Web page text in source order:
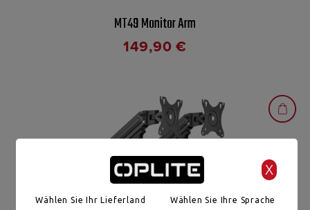
MT49 Monitor Arm
149,90€
X
Wählen Sie Ihr Lieferland Wählen Sie Ihre Sprache